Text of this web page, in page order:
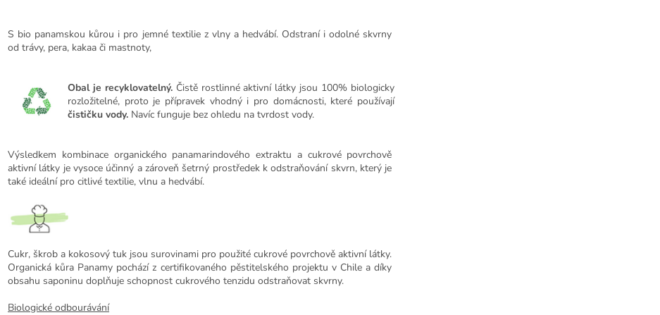
S bio panamskou kůrou i pro jemné textilie z vlny a hedvábí. Odstraní i odolné skvrny
od trávy, pera, kakaa či mastnoty,
Obal je recyklovatelný. Čistě rostlinné aktivní látky jsou 100% biologicky
rozložitelné, proto je přípravek vhodný i pro domácnosti, které používají
čističku vody. Navíc funguje bez ohledu na tvrdost vody.
Výsledkem kombinace organického panamarindového extraktu a cukrové povrchově
aktivní látky je vysoce účinný a zároveň šetrný prostředek k odstraňování skvrn, který je
také ideální pro citlivé textilie, vlnu a hedvábí.
Cukr, škrob a kokosový tuk jsou surovinami pro použité cukrové povrchově aktivní látky.
Organická kůra Panamy pochází z certifikovaného pěstitelského projektu v Chile a díky
obsahu saponinu doplňuje schopnost cukrového tenzidu odstraňovat skvrny.
Biologické odbourávání